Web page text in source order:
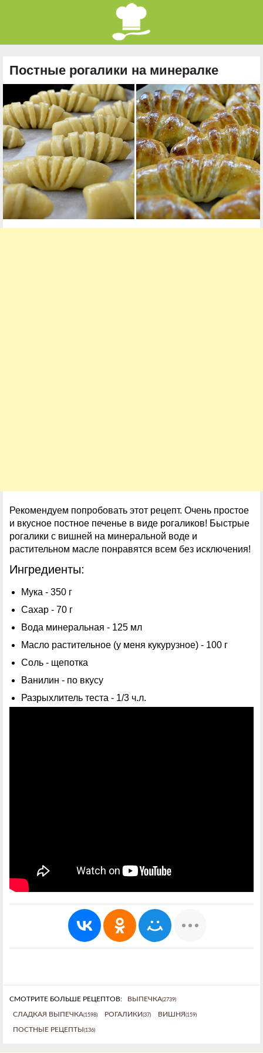
Постные рогалики на минералке
Рекомендуем попробовать этот рецепт. Очень простое
и вкусное постное печенье в виде рогаликов! Быстрые
рогалики с вишней на минеральной воде и
растительном масле понравятся всем без исключения!
Ингредиенты:
Мука - 350 г
Сахар - 70 г
Вода минеральная - 125 мл
Масло растительное (у меня кукурузное) - 100 г
Соль - щепотка
Ванилин - по вкусу
Разрыхлитель теста - 1/3 ч.л.
СМОТРИТЕ БОЛЬШЕ РЕЦЕПТОВ: ВЫПЕЧКА(2739)
СЛАДКАЯ ВЫПЕЧКА(1598) РОГАЛИКИ (37) ВИШНЯ (159)
ПОСТНЫЕ РЕЦЕПТЫ (136)